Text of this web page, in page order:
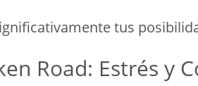
tus
Road: Estrés y